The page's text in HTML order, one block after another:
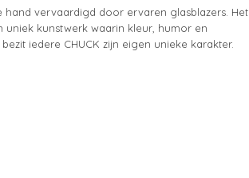
hand vervaardigd door ervaren glasblazers. Het
kunstwerk waarin kleur, humor en
iedere CHUCK zijn eigen unieke karakter.